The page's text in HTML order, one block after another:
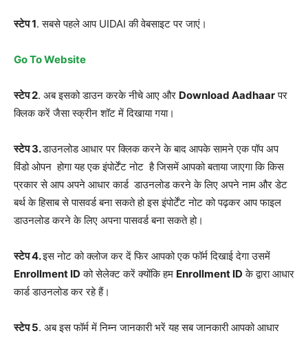
स्टेप 1. सबसे पहले आप UIDAI की वेबसाइट पर जाएं।
Go To Website
स्टेप 2. अब इसको डाउन करके नीचे आए और Download Aadhaarपर
क्लिक करें जैसा स्क्रीन शॉट में दिखाया गया।
स्टेप 3.डाउनलोड आधार पर क्लिक करने के बाद आपके सामने एक पॉप अप
विंडो ओपन होगा यह एक इंपोर्टेंट नोट है जिसमें आपको बताया जाएगा कि किस
प्रकार से आप अपने आधार कार्ड डाउनलोड करने के लिए अपने नाम और डेट
बर्थ के हिसाब से पासवर्ड बना सकते हो इस इंपोर्टेंट नोट को पढ़कर आप फाइल
डाउनलोड करने के लिए अपना पासवर्ड बना सकते हो।
स्टेप 4.इस नोट को क्लोज कर दें फिर आपको एक फॉर्म दिखाई देगा उसमें
Enrollment ID को सेलेक्ट करें क्योंकि हम Enrollment ID के द्वारा आधार
कार्ड डाउनलोड कर रहे हैं।
स्टेप 5. अब इस फॉर्म में निम्न जानकारी भरें यह सब जानकारी आपको आधार